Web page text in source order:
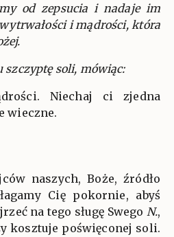
od zepsucia i nadaje im
i mądrości, która
szczyptę soli, mówiąc:
Niechaj ci zjedna
wieczne.
naszych, Boże, źródło
Cię pokornie, abyś
na tego sługę Swego N.,
kosztuje poświęconej soli.